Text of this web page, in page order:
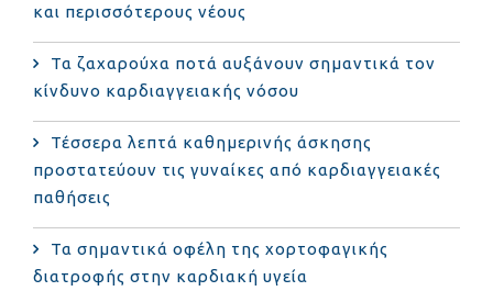
και περισσότερους νέους
Τα ζαχαρούχα ποτά αυξάνουν σημαντικά τον
κίνδυνο καρδιαγγειακής νόσου
Τέσσερα λεπτά καθημερινής άσκησης
προστατεύουν τις γυναίκες από καρδιαγγειακές
παθήσεις
Τα σημαντικά οφέλη της χορτοφαγικής
διατροφής στην καρδιακή υγεία